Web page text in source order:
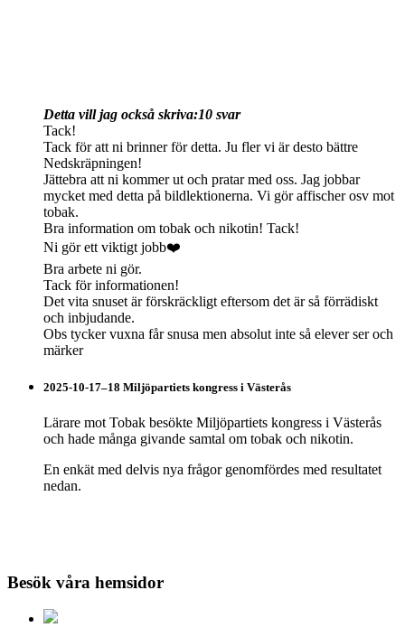
Detta vill jag också skriva:10 svar
Tack!
Tack för att ni brinner för detta. Ju fler vi är desto bättre
Nedskräpningen!
Jättebra att ni kommer ut och pratar med oss. Jag jobbar
mycket med detta på bildlektionerna. Vi gör affischer osv mot
tobak.
Bra information om tobak och nikotin! Tack!
Ni gör ett viktigt jobb❤️
Bra arbete ni gör.
Tack för informationen!
Det vita snuset är förskräckligt eftersom det är så förrädiskt
och inbjudande.
Obs tycker vuxna får snusa men absolut inte så elever ser och
märker
2025-10-17–18 Miljöpartiets kongress i Västerås
Lärare mot Tobak besökte Miljöpartiets kongress i Västerås
och hade många givande samtal om tobak och nikotin.
En enkät med delvis nya frågor genomfördes med resultatet
nedan.
Besök våra hemsidor